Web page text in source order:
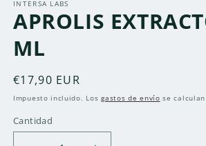
multimedia
1
en
ventana
modal
INTERSA LABS
APROLIS
ML
Precio
habitual
€17,90 EUR
Impuesto incluido. Losgastos de envío se
Cantidad